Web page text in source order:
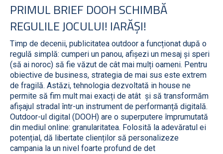
PRIMUL BRIEF DOOH SCHIMBĂ
REGULILE JOCULUI! IARĂȘI!
Timp de decenii, publicitatea outdoor a funcționat după o
regulă simplă: cumperi un panou, afișezi un mesaj și speri
(să ai noroc) să fie văzut de cât mai mulți oameni. Pentru
obiective de business, strategia de mai sus este extrem
de fragilă. Astăzi, tehnologia dezvoltată in house ne
permite să fim mult mai exacți de atât și să transformăm
afișajul stradal într-un instrument de performanță digitală.
Outdoor-ul digital (DOOH) are o superputere împrumutată
din mediul online: granularitatea. Folosită la adevăratul ei
potențial, dă libertate clienților să personalizeze
campania la un nivel foarte profund de det